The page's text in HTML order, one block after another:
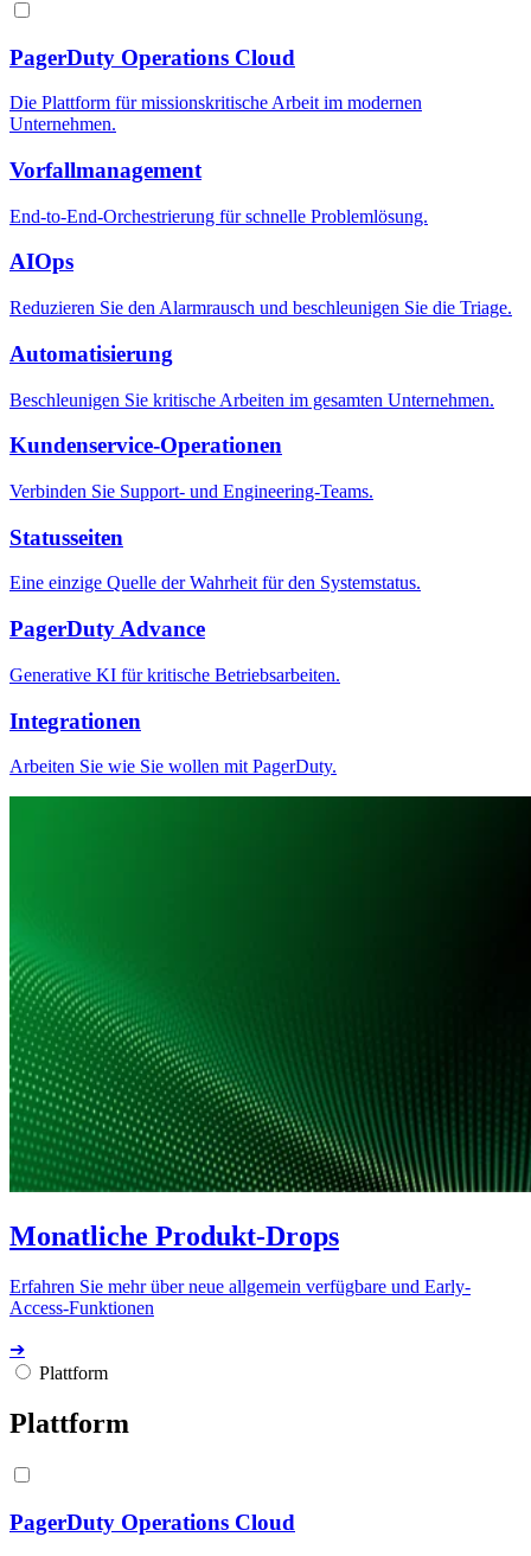
PagerDuty Operations Cloud
Die Plattform für missionskritische Arbeit im modernen
Unternehmen.
Vorfallmanagement
End-to-End-Orchestrierung für schnelle Problemlösung.
AIOps
Reduzieren Sie den Alarmrausch und beschleunigen Sie die Triage.
Automatisierung
Beschleunigen Sie kritische Arbeiten im gesamten Unternehmen.
Kundenservice-Operationen
Verbinden Sie Support- und Engineering-Teams.
Statusseiten
Eine einzige Quelle der Wahrheit für den Systemstatus.
PagerDuty Advance
Generative KI für kritische Betriebsarbeiten.
Integrationen
Arbeiten Sie wie Sie wollen mit PagerDuty.
Monatliche Produkt-Drops
Erfahren Sie mehr über neue allgemein verfügbare und Early-
Access-Funktionen
➔
Plattform
Plattform
PagerDuty Operations Cloud